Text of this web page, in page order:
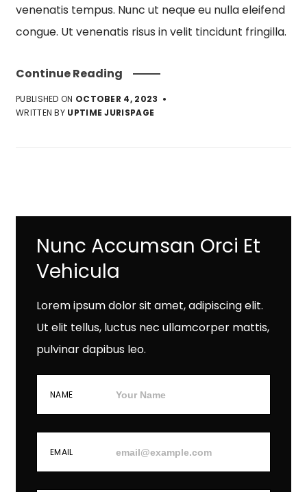
venenatis tempus. Nunc ut neque eu nulla eleifend
congue. Ut venenatis risus in velit tincidunt fringilla.
Continue Reading
PUBLISHED ON OCTOBER 4, 2023
WRITTEN BY UPTIME JURISPAGE
Nunc Accumsan Orci Et
Vehicula
Lorem ipsum dolor sit amet, adipiscing elit.
Ut elit tellus, luctus nec ullamcorper mattis,
pulvinar dapibus leo.
NAME
EMAIL